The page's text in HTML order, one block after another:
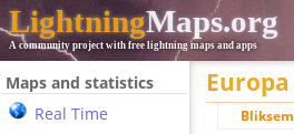
LightningMaps.org
A community project with free lightning maps and apps
Maps and statistics
Real Time
Europa
Bliksem